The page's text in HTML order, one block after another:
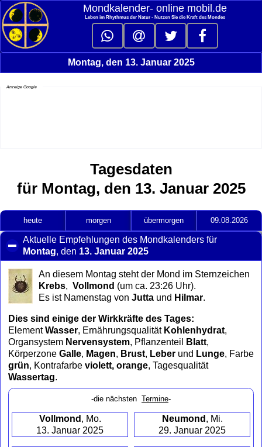
Mondkalender‑ online mobil.de
Leben im Rhythmus der Natur - Nutzen Sie die Kraft des Mondes
Montag, den 13. Januar 2025
Anzeige Google
Tagesdaten
für Montag, den 13. Januar 2025
heute morgen übermorgen 09.08.2026
Aktuelle Empfehlungen des Mondkalenders für
Montag, den 13. Januar 2025
to
collapse
contents
An diesem Montag steht der Mond im Sternzeichen
Krebs, Vollmond (um ca. 23:26 Uhr).
Es ist Namenstag von Jutta und Hilmar.
Dies sind einige der Wirkkräfte des Tages:
ElementWasser, Ernährungsqualität Kohlenhydrat,
Organsystem Nervensystem, Pflanzenteil Blatt,
Körperzone Galle, Magen, Brust, Leber und Lunge, Farbe
grün, Kontrafarbe violett, orange, Tagesqualität
Wassertag.
-die nächsten Termine-
Vollmond , Mo.
13. Januar 2025
Neumond , Mi.
29. Januar 2025